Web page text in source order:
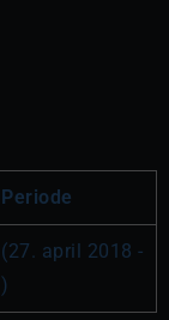
Periode
(27. april 2018 -
)